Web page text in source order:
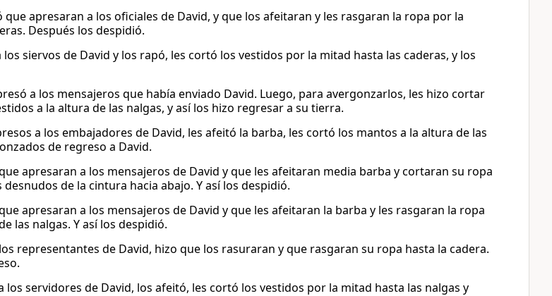
apresaran a los oficiales de David, y que los afeitaran y les rasgaran la ropa por la
Después los despidió.
siervos de David y los rapó, les cortó los vestidos por la mitad hasta las caderas, y los
a los mensajeros que había enviado David. Luego, para avergonzarlos, les hizo cortar
a la altura de las nalgas, y así los hizo regresar a su tierra.
a los embajadores de David, les afeitó la barba, les cortó los mantos a la altura de las
de regreso a David.
apresaran a los mensajeros de David y que les afeitaran media barba y cortaran su ropa
de la cintura hacia abajo. Y así los despidió.
apresaran a los mensajeros de David y que les afeitaran la barba y les rasgaran la ropa
las nalgas. Y así los despidió.
representantes de David, hizo que los rasuraran y que rasgaran su ropa hasta la cadera.
los servidores de David, los afeitó, les cortó los vestidos por la mitad hasta las nalgas y